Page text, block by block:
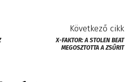
Következő cikk
X-FAKTOR: A STOLEN BEAT
MEGOSZTOTTA A ZSŰRIT